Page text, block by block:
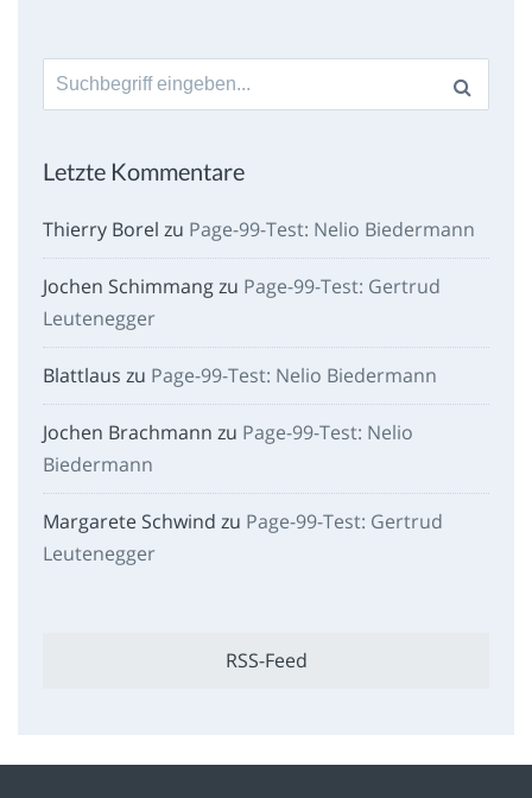
Suche
nach:
Letzte Kommentare
Thierry Borel zu Page-99-Test: Nelio Biedermann
Jochen Schimmangzu Page-99-Test: Gertrud
Leutenegger
Blattlaus zu Page-99-Test: Nelio Biedermann
Jochen Brachmann zu Page-99-Test: Nelio
Biedermann
Margarete Schwind zu Page-99-Test: Gertrud
Leutenegger
RSS-Feed